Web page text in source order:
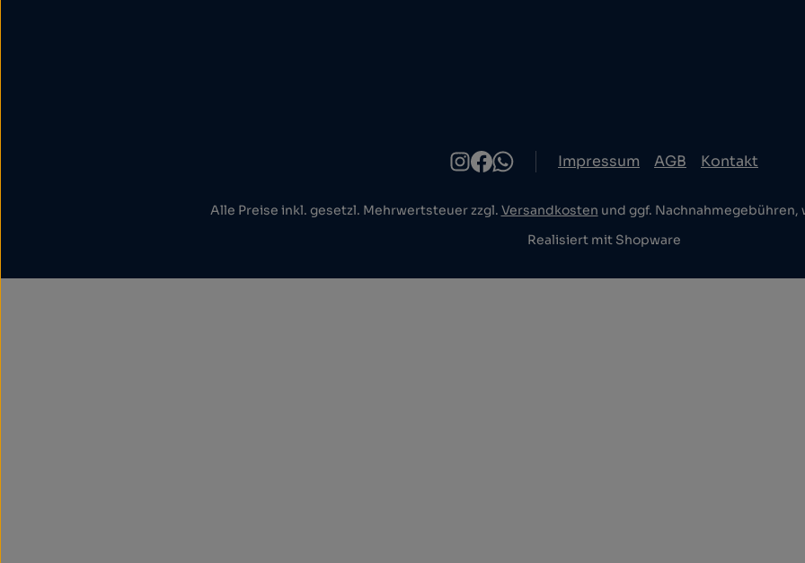
Impressum AGB Kontakt
Alle Preise inkl. gesetzl. Mehrwertsteuer zzgl. Versandkosten und ggf.
Realisiert mit Shopware